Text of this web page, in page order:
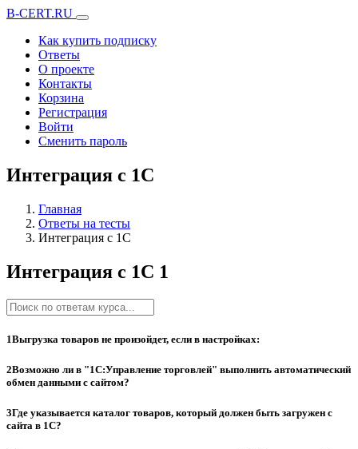
B-CERT.RU
Как купить подписку
Ответы
О проекте
Контакты
Корзина
Регистрация
Войти
Сменить пароль
Интеграция с 1С
Главная
Ответы на тесты
Интеграция с 1С
Интеграция с 1С 1
1Выгрузка товаров не произойдет, если в настройках:
2Возможно ли в "1C:Управление торговлей" выполнить автоматический
обмен данными с сайтом?
3Где указывается каталог товаров, который должен быть загружен с
сайта в 1С?